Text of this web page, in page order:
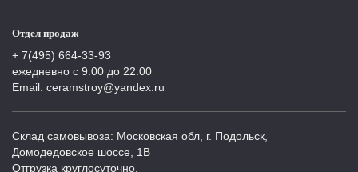
Отдел продаж
+ 7(495) 664-33-93
ежедневно с 9:00 до 22:00
Email: ceramstroy@yandex.ru
Склад самовывоза: Московская обл, г. Подольск,
Домодедовское шоссе, 1В
Отгрузка круглосуточно.